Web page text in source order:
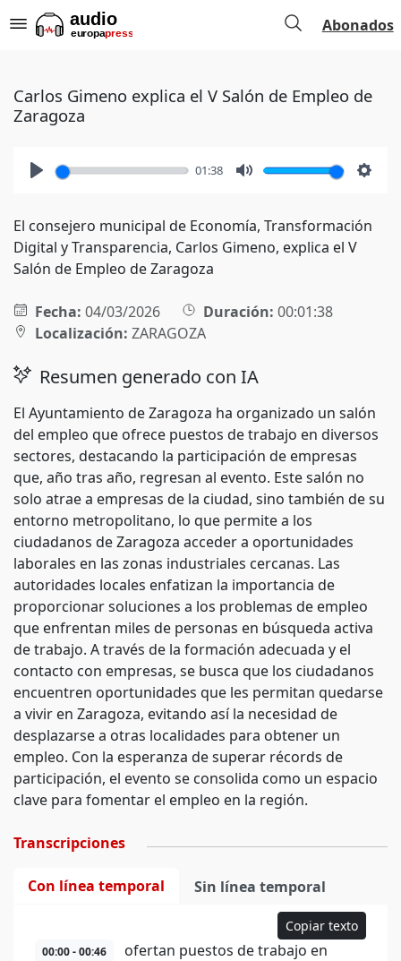
Abonados
Carlos Gimeno explica el V Salón de Empleo de
Zaragoza
01:38
El consejero municipal de Economía, Transformación
Digital y Transparencia, Carlos Gimeno, explica el V
Salón de Empleo de Zaragoza
Fecha: 04/03/2026 Duración: 00:01:38
Localización: ZARAGOZA
Resumen generado con IA
El Ayuntamiento de Zaragoza ha organizado un salón
del empleo que ofrece puestos de trabajo en diversos
sectores, destacando la participación de empresas
que, año tras año, regresan al evento. Este salón no
solo atrae a empresas de la ciudad, sino también de su
entorno metropolitano, lo que permite a los
ciudadanos de Zaragoza acceder a oportunidades
laborales en las zonas industriales cercanas. Las
autoridades locales enfatizan la importancia de
proporcionar soluciones a los problemas de empleo
que enfrentan miles de personas en búsqueda activa
de trabajo. A través de la formación adecuada y el
contacto con empresas, se busca que los ciudadanos
encuentren oportunidades que les permitan quedarse
a vivir en Zaragoza, evitando así la necesidad de
desplazarse a otras localidades para obtener un
empleo. Con la esperanza de superar récords de
participación, el evento se consolida como un espacio
clave para fomentar el empleo en la región.
Transcripciones
Con línea temporal Sin línea temporal
Copiar texto
00:00 - 00:46
ofertan puestos de trabajo en